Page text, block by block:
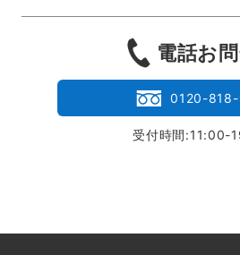
電話お
0120-
受付時間:11:00-